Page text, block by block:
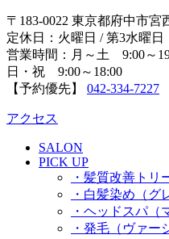
〒183-0022 東京都府中市宮
定休日：火曜日 / 第3水曜日
営業時間：月～土 9:00～
日・祝 9:00～18:00
【予約優先】 042-334-7227
アクセス
SALON
PICK UP
・髪質改善トリ
・白髪染め（グ
・ヘッドスパ（
・発毛（ヴァー